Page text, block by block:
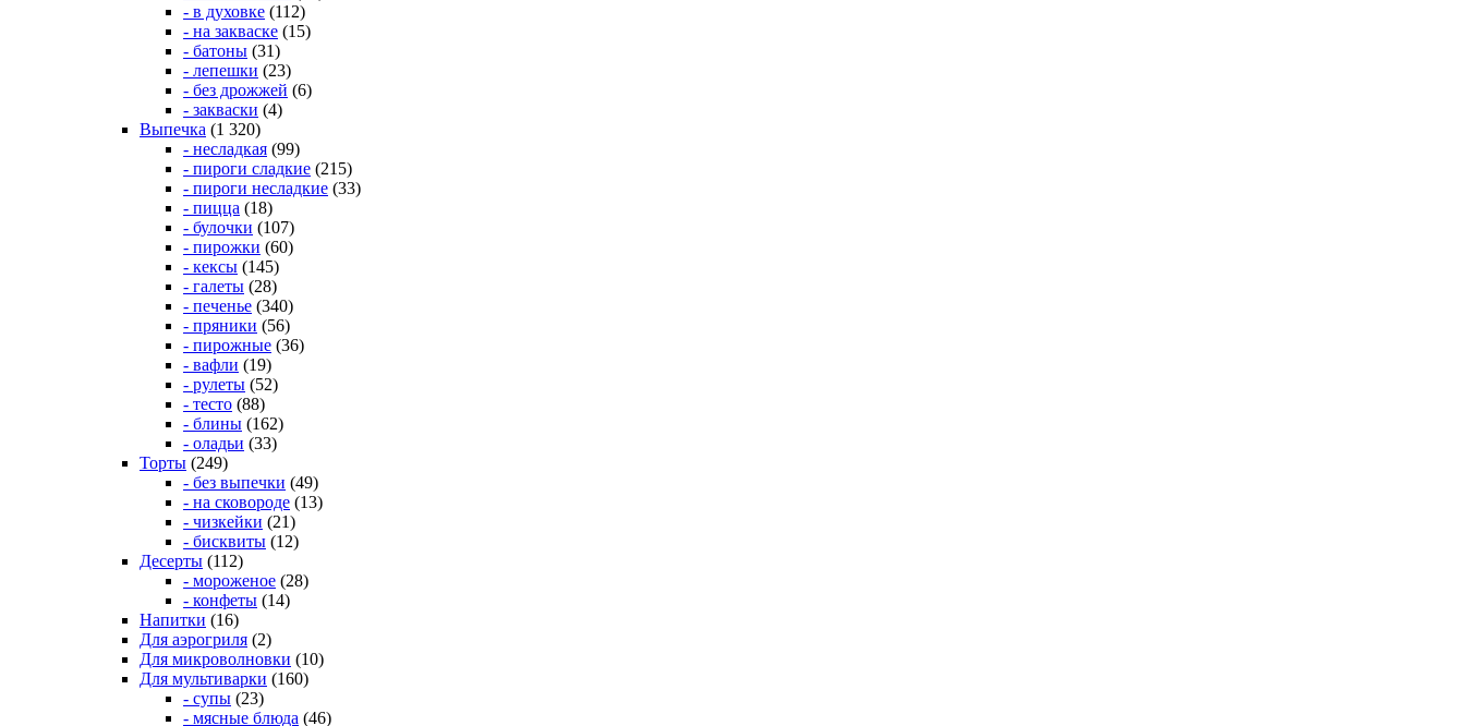
- в духовке (112)
- на закваске (15)
- батоны (31)
- лепешки (23)
- без дрожжей (6)
- закваски (4)
Выпечка (1 320)
- несладкая (99)
- пироги сладкие (215)
- пироги несладкие (33)
- пицца (18)
- булочки (107)
- пирожки (60)
- кексы (145)
- галеты (28)
- печенье (340)
- пряники (56)
- пирожные (36)
- вафли (19)
- рулеты (52)
- тесто (88)
- блины (162)
- оладьи (33)
Торты (249)
- без выпечки (49)
- на сковороде (13)
- чизкейки (21)
- бисквиты (12)
Десерты (112)
- мороженое (28)
- конфеты (14)
Напитки (16)
Для аэрогриля (2)
Для микроволновки (10)
Для мультиварки (160)
- супы (23)
- мясные блюда (46)